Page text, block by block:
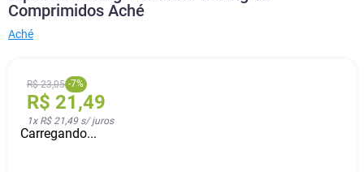
Comprimidos Aché
Aché
R$ 23,05 -7%
R$ 21,49
1x R$ 21,49s/ juros
Carregando...